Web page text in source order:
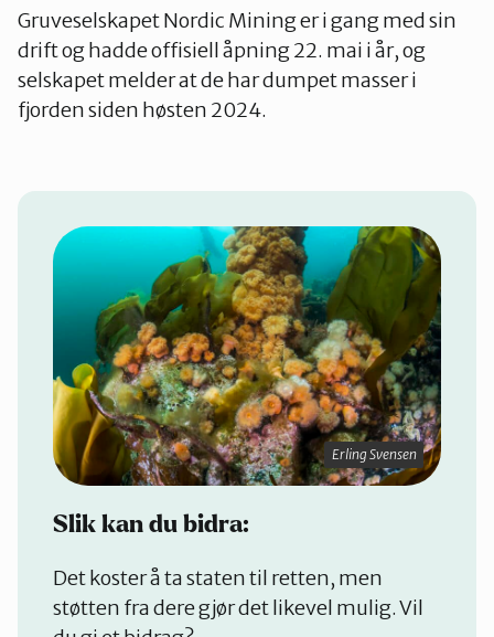
Gruveselskapet Nordic Mining er i gang med sin
drift og hadde offisiell åpning 22. mai i år, og
selskapet melder at de har dumpet masser i
fjorden siden høsten 2024.
Erling Svensen
Slik kan du bidra:
Det koster å ta staten til retten, men
støtten fra dere gjør det likevel mulig. Vil